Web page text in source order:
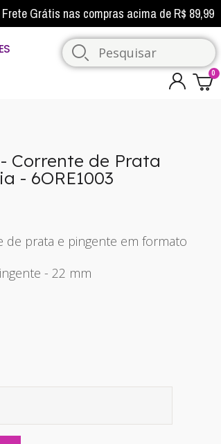
Frete Grátis nas compras acima de R$ 89,99
Corrente de Prata
- 6ORE1003
de prata e pingente em formato
- 22 mm